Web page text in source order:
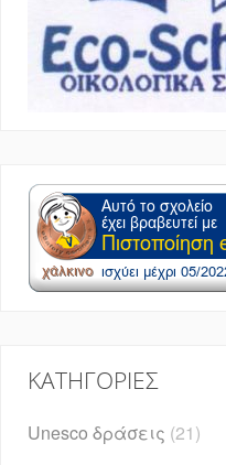
KΑΤΗΓΟΡΊΕΣ
Unesco δράσεις (21)